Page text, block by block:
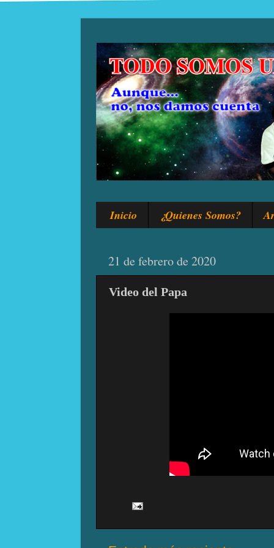
Inicio ¿Quienes Somos?
21 de febrero de 2020
Video del Papa